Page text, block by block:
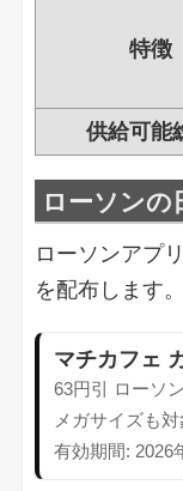
特徴
供給可能
ローソンの
ローソンアプ
を配布します。
マチカフェ
63円引 ローソ
メガサイズも対
有効期間: 2026